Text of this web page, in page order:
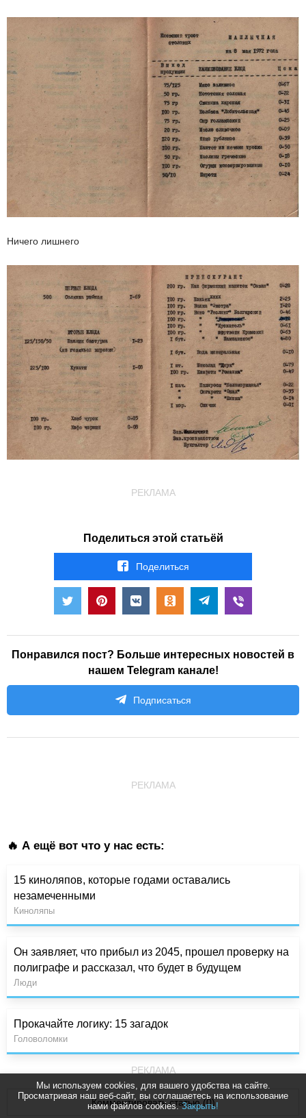
Мы используем cookies, для вашего удобства на сайте.
Просматривая наш веб-сайт, вы соглашаетесь на использование
нами файлов cookies.Закрыть!
Ничего лишнего
РЕКЛАМА
Поделиться этой статьёй
Поделиться
Понравился пост? Больше интересных новостей в
нашем Telegram канале!
Подписаться
РЕКЛАМА
🔥 А ещё вот что у нас есть:
15 киноляпов, которые годами оставались
незамеченными
Киноляпы
Он заявляет, что прибыл из 2045, прошел проверку на
полиграфе и рассказал, что будет в будущем
Люди
Прокачайте логику: 15 загадок
Головоломки
РЕКЛАМА
Комментировать статью (0)